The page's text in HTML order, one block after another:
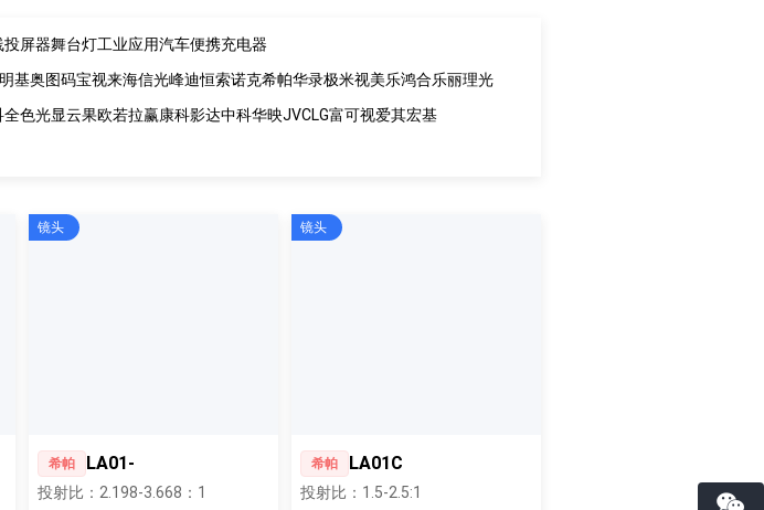
投屏器舞台灯工业应用汽车便携充电器
基奥图码宝视来海信光峰迪恒索诺克希帕华录极米视美乐鸿合乐丽理光
全色光显云果欧若拉赢康科影达中科华映JVCLG富可视爱其宏基
希帕 LA01-
投射比：2.198-3.668：1
镜头
希帕 LA01C
投射比：1.5-2.5:1
镜头